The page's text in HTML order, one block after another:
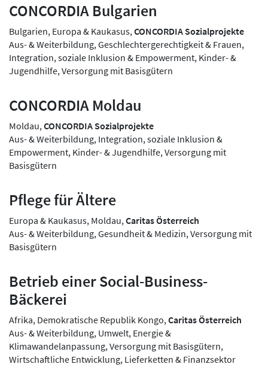
CONCORDIA Bulgarien
Bulgarien, Europa & Kaukasus, CONCORDIA Sozialprojekte
Aus- & Weiterbildung, Geschlechtergerechtigkeit & Frauen,
Integration, soziale Inklusion & Empowerment, Kinder- &
Jugendhilfe, Versorgung mit Basisgütern
CONCORDIA Moldau
Moldau, CONCORDIA Sozialprojekte
Aus- & Weiterbildung, Integration, soziale Inklusion &
Empowerment, Kinder- & Jugendhilfe, Versorgung mit
Basisgütern
Pflege für Ältere
Europa & Kaukasus, Moldau, Caritas Österreich
Aus- & Weiterbildung, Gesundheit & Medizin, Versorgung mit
Basisgütern
Betrieb einer Social-Business-
Bäckerei
Afrika, Demokratische Republik Kongo, Caritas Österreich
Aus- & Weiterbildung, Umwelt, Energie &
Klimawandelanpassung, Versorgung mit Basisgütern,
Wirtschaftliche Entwicklung, Lieferketten & Finanzsektor